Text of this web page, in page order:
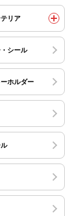
リア
シール
ホルダー